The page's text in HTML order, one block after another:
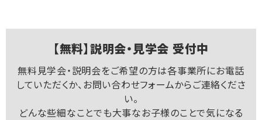
【無料】説明会・見学会 受付中
無料見学会・説明会をご希望の方は各事業所にお電話
していただくか、お問い合わせフォームからご連絡くださ
い。
どんな些細なことでも大事なお子様のことで気になる